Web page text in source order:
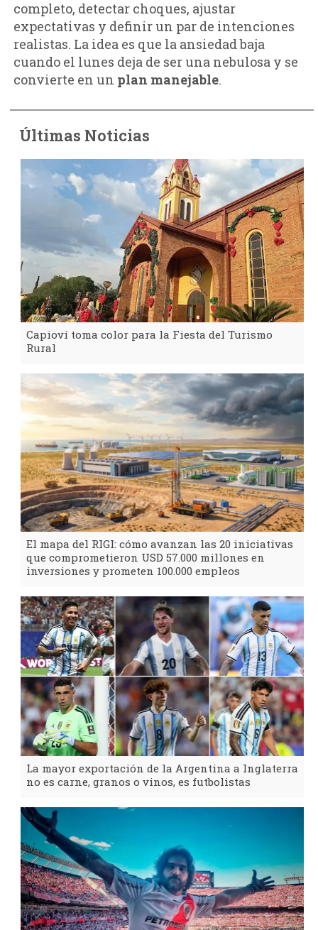
completo, detectar choques, ajustar
expectativas y definir un par de intenciones
realistas. La idea es que la ansiedad baja
cuando el lunes deja de ser una nebulosa y se
convierte en un plan manejable.
Últimas Noticias
Capioví toma color para la Fiesta del Turismo
Rural
El mapa del RIGI: cómo avanzan las 20 iniciativas
que comprometieron USD 57.000 millones en
inversiones y prometen 100.000 empleos
La mayor exportación de la Argentina a Inglaterra
no es carne, granos o vinos, es futbolistas